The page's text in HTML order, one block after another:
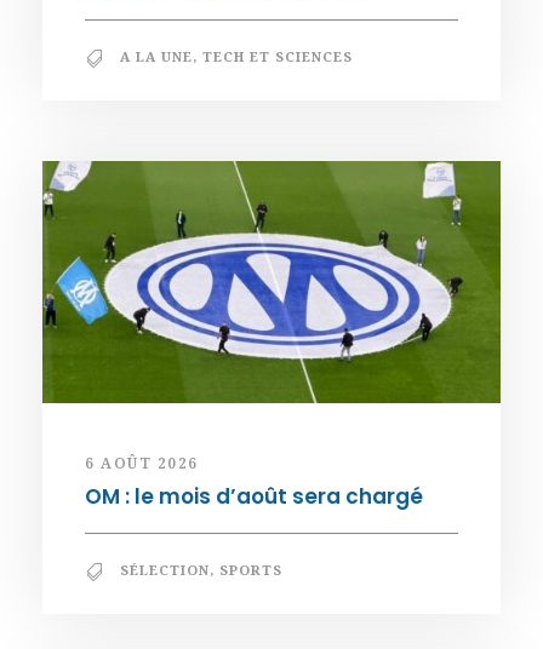
A LA UNE, TECH ET SCIENCES
6 AOÛT 2026
OM : le mois d’août sera chargé
SÉLECTION, SPORTS